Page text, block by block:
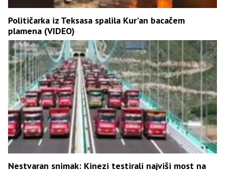
Političarka iz Teksasa spalila Kur'an bacačem
plamena (VIDEO)
Nestvaran snimak: Kinezi testirali najviši most na